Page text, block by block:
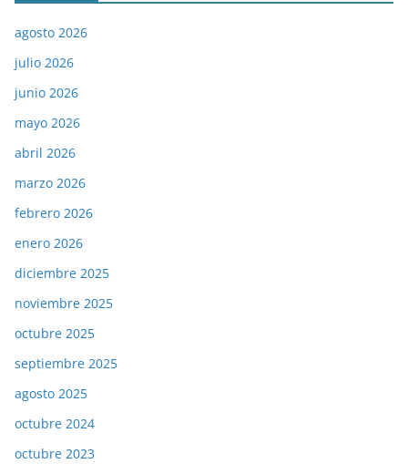
agosto 2026
julio 2026
junio 2026
mayo 2026
abril 2026
marzo 2026
febrero 2026
enero 2026
diciembre 2025
noviembre 2025
octubre 2025
septiembre 2025
agosto 2025
octubre 2024
octubre 2023